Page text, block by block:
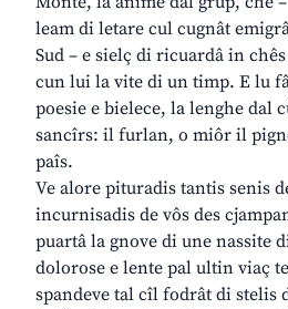
leam di letare cul cugnât
Sud – e sielç di ricuardâ in
cun lui la vite di un timp. E lu
poesie e bielece, la lenghe dal
sancîrs: il furlan, o miôr il
paîs.
Ve alore pituradis tantis senis
incurnisadis de vôs des
puartâ la gnove di une nassite
dolorose e lente pal ultin viaç
spandeve tal cîl fodrât di stelis